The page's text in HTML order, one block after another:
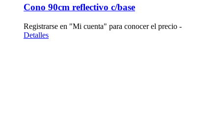
Cono 90cm reflectivo c/base
Registrarse en "Mi cuenta" para conocer el precio -
Detalles